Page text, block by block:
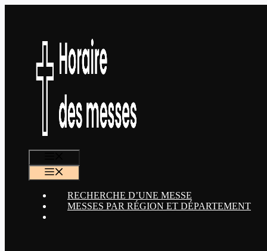
RECHERCHE D’UNE MESSE
MESSES PAR RÉGION ET DÉPARTEMENT